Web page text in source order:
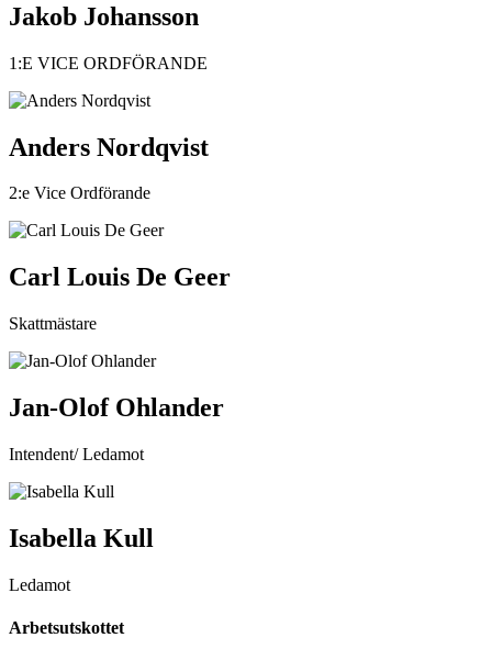
Jakob Johansson
1:E VICE ORDFÖRANDE
Anders Nordqvist
2:e Vice Ordförande
Carl Louis De Geer
Skattmästare
Jan-Olof Ohlander
Intendent/ Ledamot
Isabella Kull
Ledamot
Arbetsutskottet